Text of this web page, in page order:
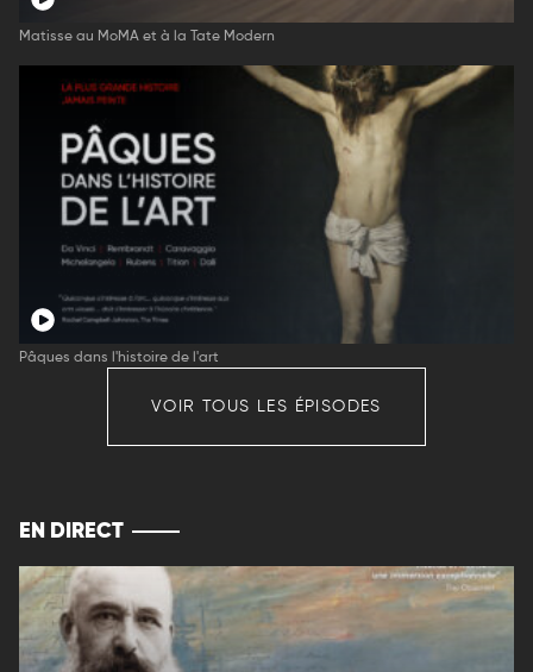
Matisse au MoMA et à la Tate Modern
Pâques dans l'histoire de l'art
VOIR TOUS LES ÉPISODES
EN DIRECT